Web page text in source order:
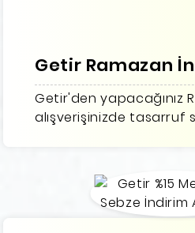
Getir Ramazan
Getir'den yapacağınız
alışverişinizde tasarruf